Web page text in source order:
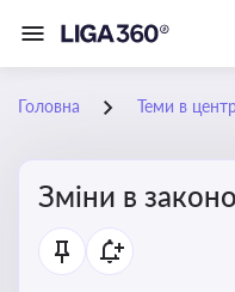
Головна Теми в
Зміни в